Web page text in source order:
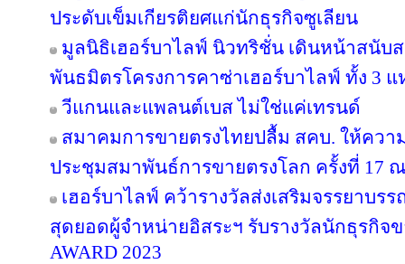
ประดับเข็มเกียรติยศแก่นักธุรกิจซูเลียน
มูลนิธิเฮอร์บาไลฟ์ นิวทริชั่น เดินหน้าสนับ
พันธมิตรโครงการคาซ่าเฮอร์บาไลฟ์ ทั้ง 3 แ
วีแกนและแพลนต์เบส ไม่ใช่แค่เทรนด์
สมาคมการขายตรงไทยปลื้ม สคบ. ให้คว
ประชุมสมาพันธ์การขายตรงโลก ครั้งที่ 17
เฮอร์บาไลฟ์ คว้ารางวัลส่งเสริมจรรยาบร
สุดยอดผู้จำหน่ายอิสระฯ รับรางวัลนักธุรกิจข
AWARD 2023